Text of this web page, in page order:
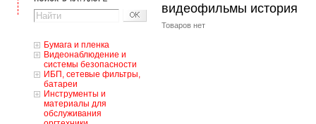
Бумага и пленка
Видеонаблюдение и
системы безопасности
ИБП, сетевые фильтры,
батареи
Инструменты и
материалы для
обслуживания
видеофильмы история
Товаров нет